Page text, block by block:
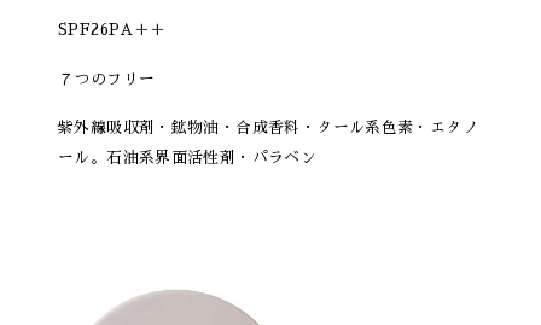
SPF26PA＋＋
７つのフリー
紫外線吸収剤・鉱物油・合成香料・タール系色素・エタノ
ール。石油系界面活性剤・パラベン